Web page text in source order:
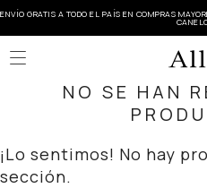
ENVÍO GRATIS A TODO EL PAÍS EN COMPRAS

NO SE HAN
¡Lo sentimos! No hay
sección.